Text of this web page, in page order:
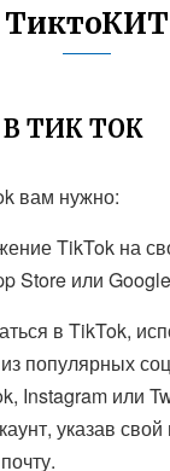
ТиктоКИТ
ТИК ТОК
вам нужно:
TikTok на
Store или
в TikTok,
популярных
Instagram или
указав